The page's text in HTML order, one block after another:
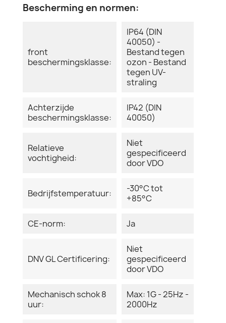
Bescherming en normen:
front
beschermingsklasse:
IP64 (DIN
40050) -
Bestand tegen
ozon - Bestand
tegen UV-
straling
Achterzijde
beschermingsklasse:
IP42 (DIN
40050)
Relatieve
vochtigheid:
Niet
gespecificeerd
door VDO
Bedrijfstemperatuur:
-30°C tot
+85°C
CE-norm: Ja
DNV GL Certificering:
Niet
gespecificeerd
door VDO
Mechanisch schok 8
uur:
Max: 1G - 25Hz -
2000Hz